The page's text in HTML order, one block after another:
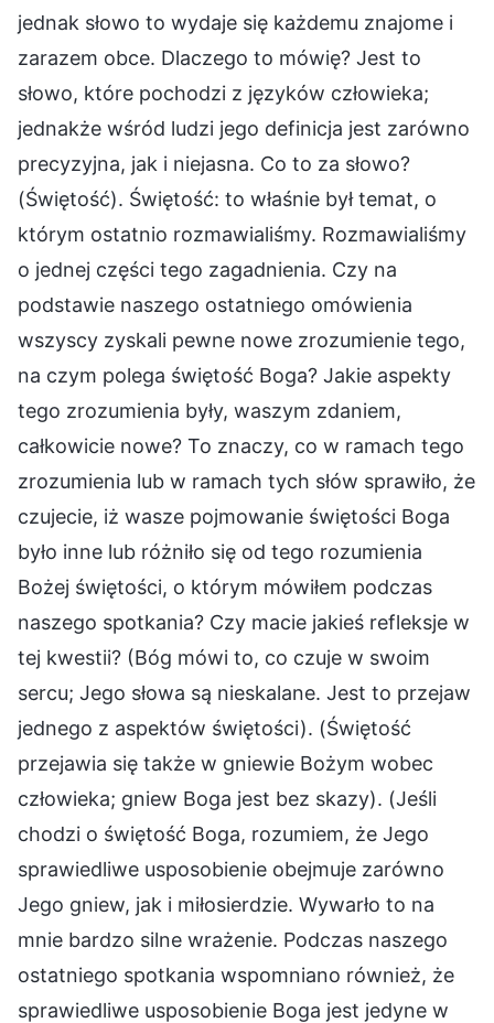
jednak słowo to wydaje się każdemu znajome i
zarazem obce. Dlaczego to mówię? Jest to
słowo, które pochodzi z języków człowieka;
jednakże wśród ludzi jego definicja jest zarówno
precyzyjna, jak i niejasna. Co to za słowo?
(Świętość). Świętość: to właśnie był temat, o
którym ostatnio rozmawialiśmy. Rozmawialiśmy
o jednej części tego zagadnienia. Czy na
podstawie naszego ostatniego omówienia
wszyscy zyskali pewne nowe zrozumienie tego,
na czym polega świętość Boga? Jakie aspekty
tego zrozumienia były, waszym zdaniem,
całkowicie nowe? To znaczy, co w ramach tego
zrozumienia lub w ramach tych słów sprawiło, że
czujecie, iż wasze pojmowanie świętości Boga
było inne lub różniło się od tego rozumienia
Bożej świętości, o którym mówiłem podczas
naszego spotkania? Czy macie jakieś refleksje w
tej kwestii? (Bóg mówi to, co czuje w swoim
sercu; Jego słowa są nieskalane. Jest to przejaw
jednego z aspektów świętości). (Świętość
przejawia się także w gniewie Bożym wobec
człowieka; gniew Boga jest bez skazy). (Jeśli
chodzi o świętość Boga, rozumiem, że Jego
sprawiedliwe usposobienie obejmuje zarówno
Jego gniew, jak i miłosierdzie. Wywarło to na
mnie bardzo silne wrażenie. Podczas naszego
ostatniego spotkania wspomniano również, że
sprawiedliwe usposobienie Boga jest jedyne w